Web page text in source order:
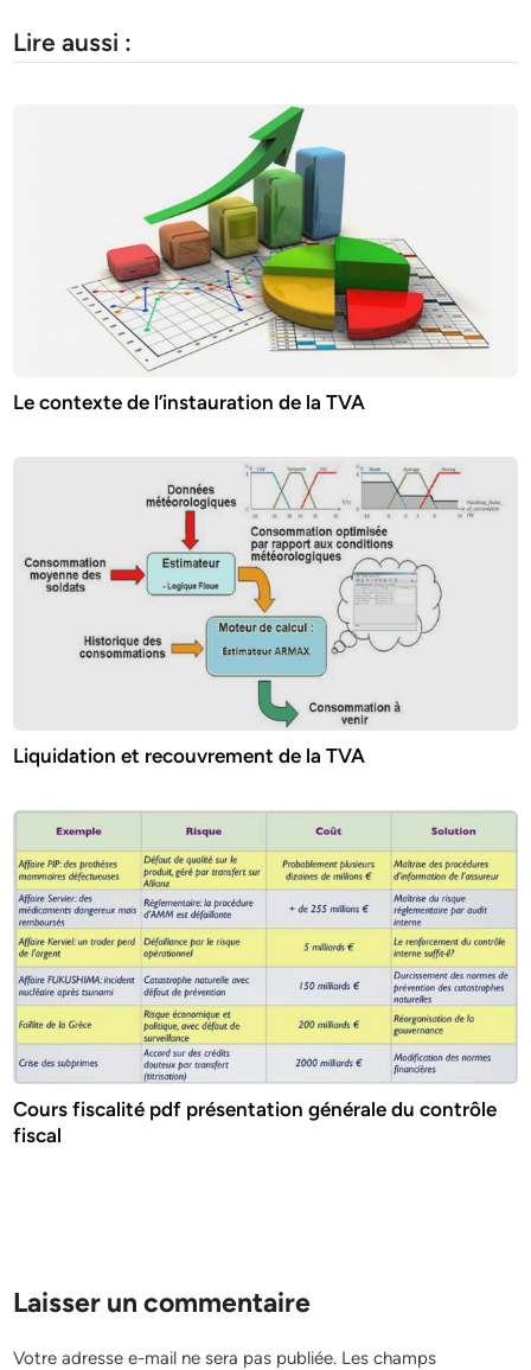
Lire aussi :
Le contexte de l’instauration de la TVA
Liquidation et recouvrement de la TVA
Cours fiscalité pdf présentation générale du contrôle
fiscal
Laisser un commentaire
Votre adresse e-mail ne sera pas publiée. Les champs